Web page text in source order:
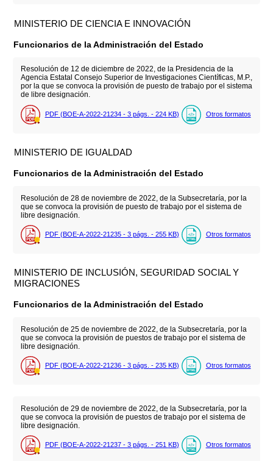
MINISTERIO DE CIENCIA E INNOVACIÓN
Funcionarios de la Administración del Estado
Resolución de 12 de diciembre de 2022, de la Presidencia de la
Agencia Estatal Consejo Superior de Investigaciones Científicas, M.P.,
por la que se convoca la provisión de puesto de trabajo por el sistema
de libre designación.
PDF (BOE-A-2022-21234 - 3 págs. - 224 KB) Otros formatos
MINISTERIO DE IGUALDAD
Funcionarios de la Administración del Estado
Resolución de 28 de noviembre de 2022, de la Subsecretaría, por la
que se convoca la provisión de puesto de trabajo por el sistema de
libre designación.
PDF (BOE-A-2022-21235 - 3 págs. - 255 KB) Otros formatos
MINISTERIO DE INCLUSIÓN, SEGURIDAD SOCIAL Y
MIGRACIONES
Funcionarios de la Administración del Estado
Resolución de 25 de noviembre de 2022, de la Subsecretaría, por la
que se convoca la provisión de puestos de trabajo por el sistema de
libre designación.
PDF (BOE-A-2022-21236 - 3 págs. - 235 KB) Otros formatos
Resolución de 29 de noviembre de 2022, de la Subsecretaría, por la
que se convoca la provisión de puestos de trabajo por el sistema de
libre designación.
PDF (BOE-A-2022-21237 - 3 págs. - 251 KB) Otros formatos